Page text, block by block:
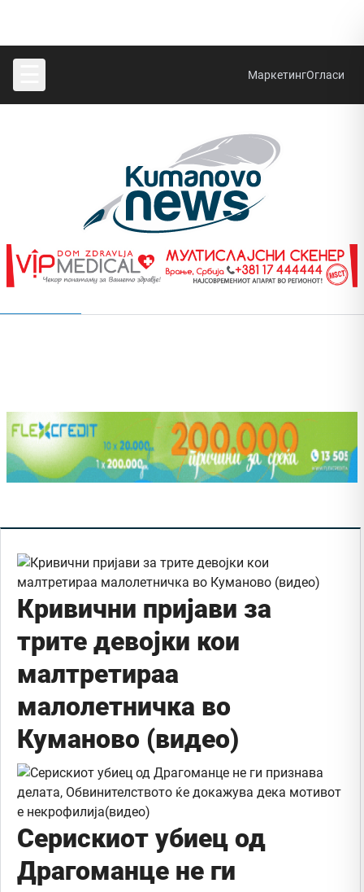
МаркетингОгласи
Кривични пријави за
трите девојки кои
малтретираа
малолетничка во
Куманово (видео)
Серискиот убиец од
Драгоманце не ги